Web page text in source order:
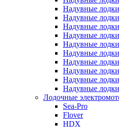
Надувные
Надувные
Надувные
Надувные
Надувные
Надувные
Надувные
Надувные
Надувные
Надувные
Лодочные
Sea-Pro
Flover
HDX